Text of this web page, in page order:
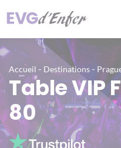
Accueil - Destinations-
Table VIP
80